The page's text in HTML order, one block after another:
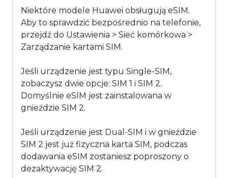
Niektóre modele Huawei obsługują eSIM.
Aby to sprawdzić bezpośrednio na telefonie,
przejdź do Ustawienia > Sieć komórkowa >
Zarządzanie kartami SIM.
Jeśli urządzenie jest typu Single-SIM,
zobaczysz dwie opcje: SIM 1 i SIM 2.
Domyślnie eSIM jest zainstalowana w
gnieździe SIM 2.
Jeśli urządzenie jest Dual-SIM i w gnieździe
SIM 2 jest już fizyczna karta SIM, podczas
dodawania eSIM zostaniesz poproszony o
dezaktywację SIM 2.